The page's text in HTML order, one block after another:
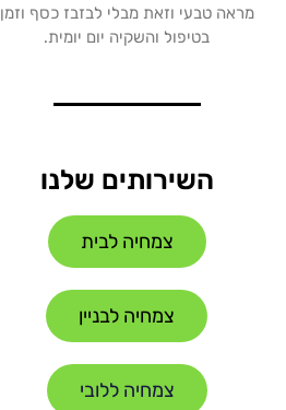
מראה טבעי וזאת מבלי לבזבז כסף וזמן
בטיפול והשקיה יום יומית.
השירותים שלנו
צמחיה לבית
צמחיה לבניין
צמחיה ללובי